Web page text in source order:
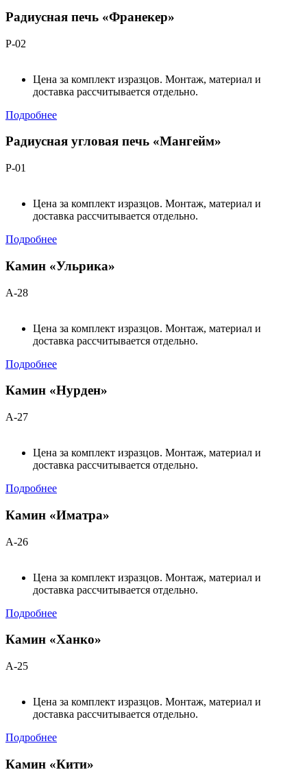
Радиусная печь «Франекер»
Р-02
Цена за комплект изразцов. Монтаж, материал и
доставка рассчитывается отдельно.
Подробнее
Радиусная угловая печь «Мангейм»
Р-01
Цена за комплект изразцов. Монтаж, материал и
доставка рассчитывается отдельно.
Подробнее
Камин «Ульрика»
А-28
Цена за комплект изразцов. Монтаж, материал и
доставка рассчитывается отдельно.
Подробнее
Камин «Нурден»
А-27
Цена за комплект изразцов. Монтаж, материал и
доставка рассчитывается отдельно.
Подробнее
Камин «Иматра»
А-26
Цена за комплект изразцов. Монтаж, материал и
доставка рассчитывается отдельно.
Подробнее
Камин «Ханко»
А-25
Цена за комплект изразцов. Монтаж, материал и
доставка рассчитывается отдельно.
Подробнее
Камин «Кити»